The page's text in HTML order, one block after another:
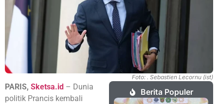
Foto: . Sebastien Lecornu (ist)
PARIS, Sketsa.id – Dunia
politik Prancis kembali
Berita Populer